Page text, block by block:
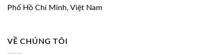
Phố Hồ Chí Minh, Việt Nam
VỀ CHÚNG TÔI